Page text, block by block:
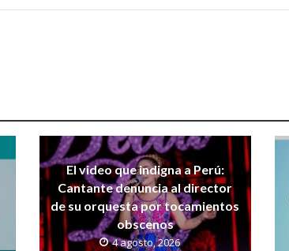
El video que indigna a Perú:
Cantante denuncia al director
de su orquesta por tocamientos
obscenos
4 agosto, 2026